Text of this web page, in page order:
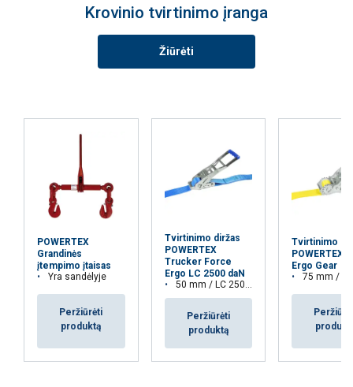
Krovinio tvirtinimo įranga
Žiūrėti
POWERTEX
Grandinės
įtempimo įtaisas
Yra sandėlyje
Peržiūrėti
produktą
Tvirtinimo diržas
POWERTEX
Trucker Force
Ergo LC 2500 daN
50 mm / LC 2500 daN
Peržiūrėti
produktą
Tvirtinimo
POWERTEX
Ergo Gear
75 mm / LC